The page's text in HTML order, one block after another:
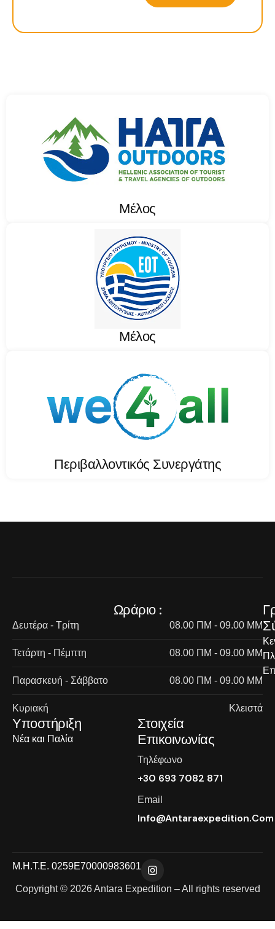
Μέλος
Μέλος
Περιβαλλοντικός Συνεργάτης
Ωράριο :
Δευτέρα - Τρίτη 08.00 ΠΜ - 09.00 ΜΜ
Τετάρτη - Πέμπτη 08.00 ΠΜ - 09.00 ΜΜ
Παρασκευή - Σάββατο 08.00 ΠΜ - 09.00 ΜΜ
Κυριακή Κλειστά
Υποστήριξη
Νέα και Παλία
Στοιχεία
Επικοινωνίας
Τηλέφωνο
+30 693 7082 871
Email
Info@antaraexpedition.com
Copyright © 2026 Antara Expedition – All rights reserved
Μ.Η.Τ.Ε. 0259Ε70000983601